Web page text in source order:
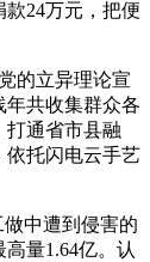
24万元，把便
的立异理论宣
年共收集群众各
打通省市县融
依托闪电云手艺
中遭到侵害的
量1.64亿。认